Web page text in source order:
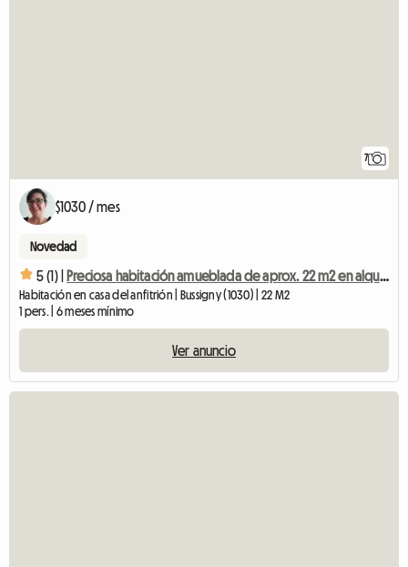
7
$1030 / mes
Novedad
5 (1) | Preciosa habitación amueblada de aprox. 22 m2 en alquiler
Habitación en casa del anfitrión | Bussigny (1030) | 22 M2
1 pers. | 6 meses mínimo
Ver anuncio